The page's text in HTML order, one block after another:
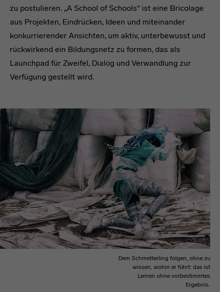
zu postulieren. „A School of Schools“ ist eine Bricolage
aus Projekten, Eindrücken, Ideen und miteinander
konkurrierender Ansichten, um aktiv, unterbewusst und
rückwirkend ein Bildungsnetz zu formen, das als
Launchpad für Zweifel, Dialog und Verwandlung zur
Verfügung gestellt wird.
Dem Schmetterling folgen, ohne zu
wissen, wohin er führt: das ist
Lernen ohne vorbestimmtes
Ergebnis.